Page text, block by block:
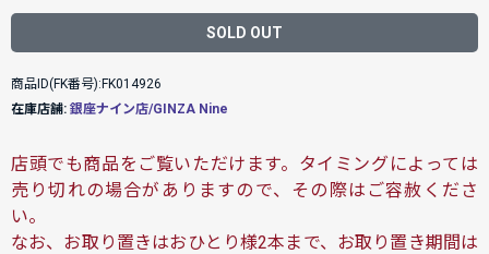
SOLD OUT
商品ID(FK番号):FK014926
在庫店舗: 銀座ナイン店/GINZA Nine
店頭でも商品をご覧いただけます。タイミングによっては
売り切れの場合がありますので、その際はご容赦くださ
い。
なお、お取り置きはおひとり様2本まで、お取り置き期間は